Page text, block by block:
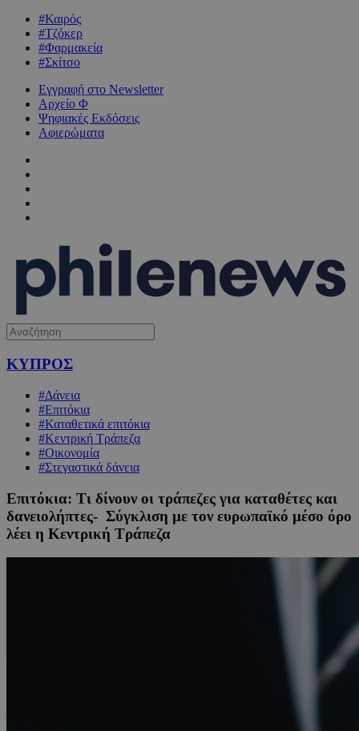
#Καιρός
#Τζόκερ
#Φαρμακεία
#Σκίτσο
Εγγραφή στο Newsletter
Αρχείο Φ
Ψηφιακές Εκδόσεις
Αφιερώματα
ΚΥΠΡΟΣ
#Δάνεια
#Επιτόκια
#Καταθετικά επιτόκια
#Κεντρική Τράπεζα
#Οικονομία
#Στεγαστικά δάνεια
Επιτόκια: Τι δίνουν οι τράπεζες για καταθέτες και
δανειολήπτες- Σύγκλιση με τον ευρωπαϊκό μέσο όρο
λέει η Kεντρική Τράπεζα